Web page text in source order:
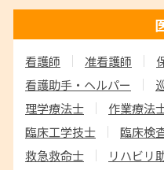
看護師 准看護師
看護助手・ヘルパー
理学療法士
作業療法
臨床工学技士
臨床検
救急救命士
リハビリ